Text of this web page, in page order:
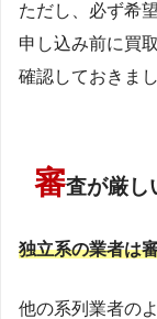
ただし、必ず希
申し込み前に買
確認しておきまし
審査が厳し
独立系の業者は
他の系列業者の